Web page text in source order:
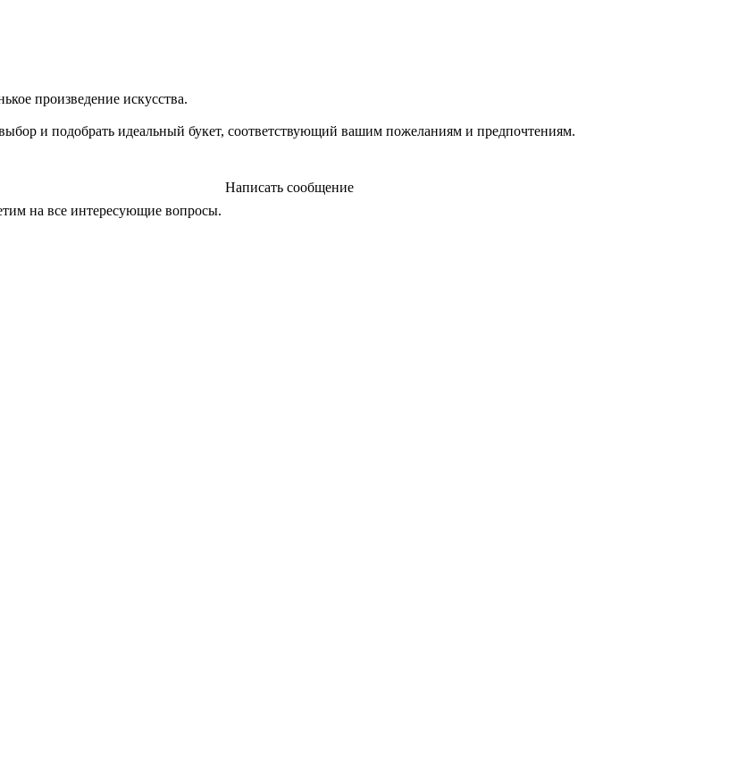
произведение искусства.
и подобрать идеальный букет, соответствующий вашим пожеланиям и предпочтениям.
на все интересующие вопросы.
Написать сообщение